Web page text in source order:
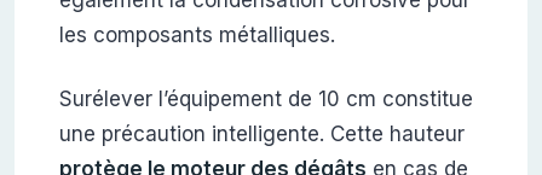
les composants métalliques.
Surélever l’équipement de 10 cm constitue
une précaution intelligente. Cette hauteur
protège le moteur des dégâts en cas de